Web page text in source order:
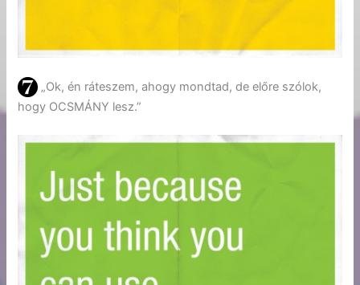
„Ok, én ráteszem, ahogy mondtad, de előre szólok,
hogy OCSMÁNY lesz.”